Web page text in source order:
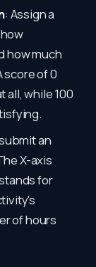
: Assign a
how much
score of 0
all, while 100
an
X-axis
for
of hours